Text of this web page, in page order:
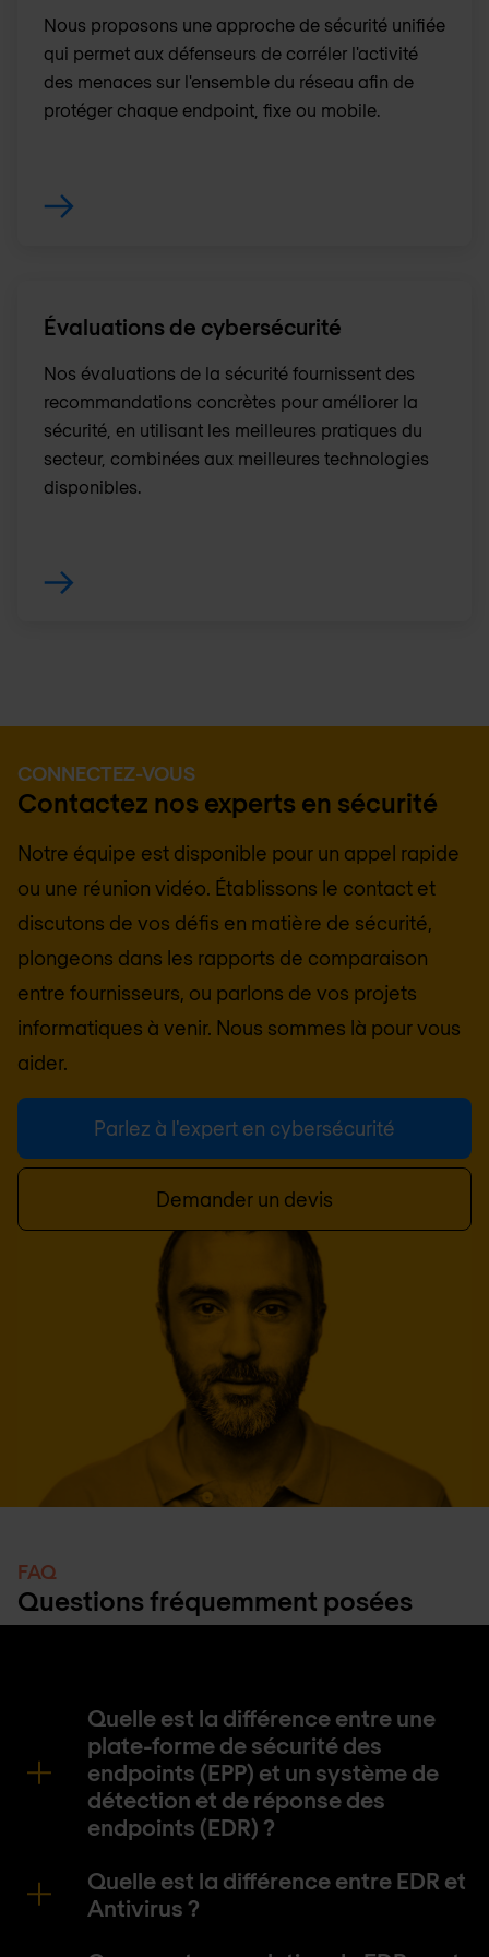
Nous proposons une approche de sécurité unifiée
qui permet aux défenseurs de corréler l'activité
des menaces sur l'ensemble du réseau afin de
protéger chaque endpoint, fixe ou mobile.
Évaluations de cybersécurité
Nos évaluations de la sécurité fournissent des
recommandations concrètes pour améliorer la
sécurité, en utilisant les meilleures pratiques du
secteur, combinées aux meilleures technologies
disponibles.
CONNECTEZ-VOUS
Contactez nos experts en sécurité
Notre équipe est disponible pour un appel rapide
ou une réunion vidéo. Établissons le contact et
discutons de vos défis en matière de sécurité,
plongeons dans les rapports de comparaison
entre fournisseurs, ou parlons de vos projets
informatiques à venir. Nous sommes là pour vous
aider.
Parlez à l'expert en cybersécurité
Demander un devis
FAQ
Questions fréquemment posées
Quelle est la différence entre une
plate-forme de sécurité des
endpoints (EPP) et un système de
détection et de réponse des
endpoints (EDR) ?
Quelle est la différence entre EDR et
Antivirus ?